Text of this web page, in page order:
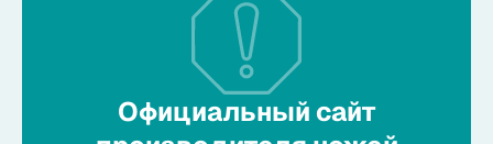
Официальный сайт